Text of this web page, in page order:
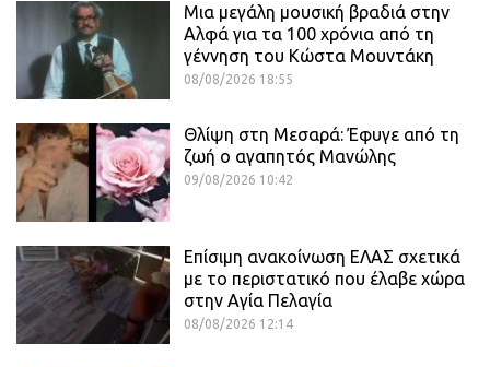
Μια μεγάλη μουσική βραδιά στην
Αλφά για τα 100 χρόνια από τη
γέννηση του Κώστα Μουντάκη
08/08/2026 18:55
Θλίψη στη Μεσαρά: Έφυγε από τη
ζωή ο αγαπητός Μανώλης
09/08/2026 10:42
Επίσιμη ανακοίνωση ΕΛΑΣ σχετικά
με το περιστατικό που έλαβε χώρα
στην Αγία Πελαγία
08/08/2026 12:14